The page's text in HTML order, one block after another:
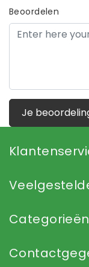
Beoordelen
Je
Categorieën